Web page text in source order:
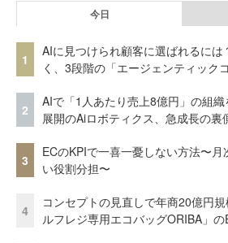
今日
1
AIに見つけられ顧客に選ばれるに
く、3段階の「エージェンティック
2
AIで「1人あたり売上8億円」の組織
展開のAiロボティクス、急成長の裏
3
ECのKPIで一喜一憂しない方法〜
い役割分担〜
4
コンセプトの見直しで年商20億円
ルフレジ専用エコバッグORIBA」